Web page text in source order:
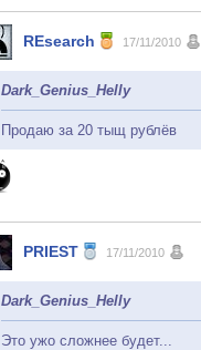
REsearch 17/11/2010
Dark_Genius_Helly
Продаю за 20 тыщ рублёв
PRIEST 17/11/2010
Dark_Genius_Helly
Это ужо сложнее будет...